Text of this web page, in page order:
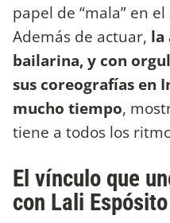
papel de “mala” en
Además de actuar, la
bailarina, y con
sus coreografías en
mucho tiempo,
tiene a todos los
El vínculo que
con Lali Espósito